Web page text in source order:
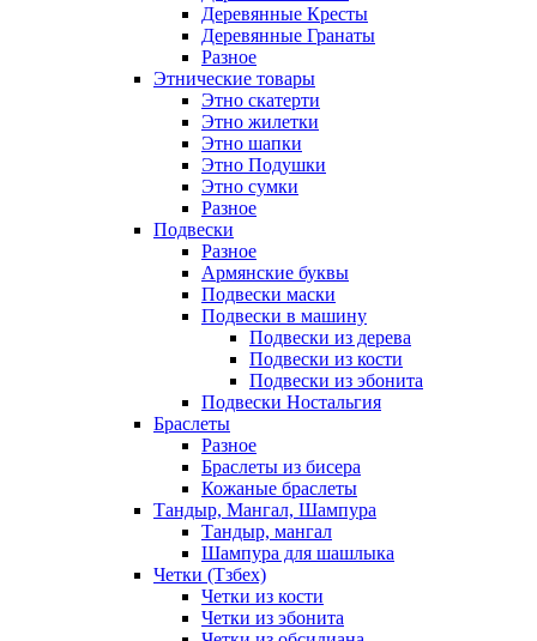
Деревянные Кресты
Деревянные Гранаты
Разное
Этнические товары
Этно скатерти
Этно жилетки
Этно шапки
Этно Подушки
Этно сумки
Разное
Подвески
Разное
Армянские буквы
Подвески маски
Подвески в машину
Подвески из дерева
Подвески из кости
Подвески из эбонита
Подвески Ностальгия
Браслеты
Разное
Браслеты из бисера
Кожаные браслеты
Тандыр, Мангал, Шампура
Тандыр, мангал
Шампура для шашлыка
Четки (Тзбех)
Четки из кости
Четки из эбонита